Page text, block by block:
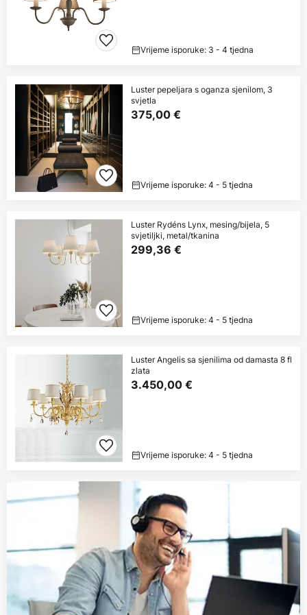
Vrijeme isporuke: 3 - 4 tjedna
Luster pepeljara s oganza sjenilom, 3
svjetla
375,00 €
Vrijeme isporuke: 4 - 5 tjedna
Luster Rydéns Lynx, mesing/bijela, 5
svjetiljki, metal/tkanina
299,36 €
Vrijeme isporuke: 4 - 5 tjedna
Luster Angelis sa sjenilima od damasta 8 fl
zlata
3.450,00 €
Vrijeme isporuke: 4 - 5 tjedna